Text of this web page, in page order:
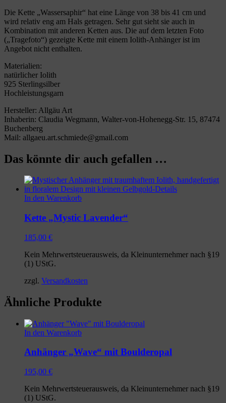
Die Kette „Wassersaphir“ hat eine Länge von 38 bis 41 cm und
wird relativ eng am Hals getragen. Sehr gut sieht sie auch in
Kombination mit anderen Ketten aus. Die auf dem letzten Foto
(„Tragefoto“) gezeigte Kette mit einem Iolith-Anhänger ist im
Angebot nicht enthalten.
Materialien:
natürlicher Iolith
925 Sterlingsilber
Hochleistungsgarn
Hersteller: Allgäu Art
Inhaberin: Claudia Wegmann, Walter-von-Hohenegg-Str. 15, 87474
Buchenberg
Mail: allgaeu.art.schmiede@gmail.com
Das könnte dir auch gefallen …
In den Warenkorb
Kette „Mystic Lavender“
185,00 €
Kein Mehrwertsteuerausweis, da Kleinunternehmer nach §19
(1) UStG.
zzgl. Versandkosten
Ähnliche Produkte
In den Warenkorb
Anhänger „Wave“ mit Boulderopal
195,00 €
Kein Mehrwertsteuerausweis, da Kleinunternehmer nach §19
(1) UStG.